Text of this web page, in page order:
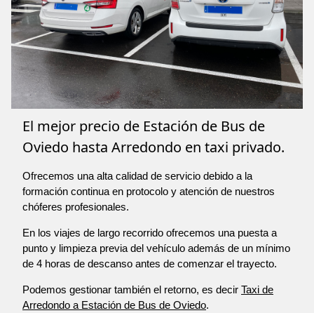
El mejor precio de Estación de Bus de
Oviedo hasta Arredondo en taxi privado.
Ofrecemos una alta calidad de servicio debido a la
formación continua en protocolo y atención de nuestros
chóferes profesionales.
En los viajes de largo recorrido ofrecemos una puesta a
punto y limpieza previa del vehículo además de un mínimo
de 4 horas de descanso antes de comenzar el trayecto.
Podemos gestionar también el retorno, es decir Taxi de
Arredondo a Estación de Bus de Oviedo.